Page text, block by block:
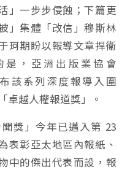
」一步步侵蝕；下篇更
」集體「改信」穆斯林
珂期盼以報導文章捍衛
，亞洲出版業協會
該系列深度報導入圍
卓越人權報道獎」。
獎」今年已邁入第 23
表彰亞太地區內報紙、
中的傑出代表而設，報